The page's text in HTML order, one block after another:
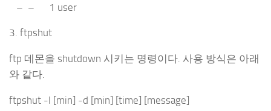
– – 1 user
3. ftpshut
ftp 데몬을 shutdown 시키는 명령이다. 사용 방식은 아래
와 같다.
ftpshut -l [min] -d [min] [time] [message]